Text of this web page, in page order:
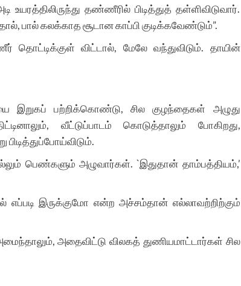
தண்ணீரில் பிடித்துத் தள்ளிவிடுவார்.
பால் கலக்காத சூடான காப்பி குடிக்கவேண்டும்”.
விட்டால், மேலே வந்துவிடும். தாயின்
இறுகப் பற்றிக்கொண்டு, சில குழந்தைகள் அழுது
வீட்டுப்பாடம் கொடுத்தாலும் போகிறது,
பெண்களும் அழுவார்கள். `இதுதான் தாம்பத்தியம்,’
இருக்குமோ என்ற அச்சம்தான் எல்லாவற்றிற்கும்
அதைவிட்டு விலகத் துணியமாட்டார்கள் சில